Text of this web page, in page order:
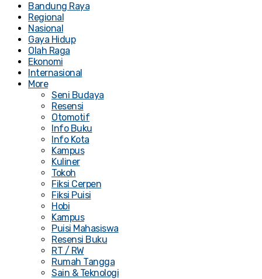
Bandung Raya
Regional
Nasional
Gaya Hidup
Olah Raga
Ekonomi
Internasional
More
Seni Budaya
Resensi
Otomotif
Info Buku
Info Kota
Kampus
Kuliner
Tokoh
Fiksi Cerpen
Fiksi Puisi
Hobi
Kampus
Puisi Mahasiswa
Resensi Buku
RT / RW
Rumah Tangga
Sain & Teknologi